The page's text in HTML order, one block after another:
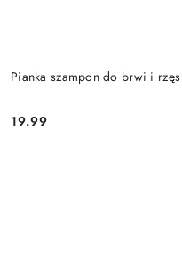
Pianka szampon do brwi i
Cena:
19.99